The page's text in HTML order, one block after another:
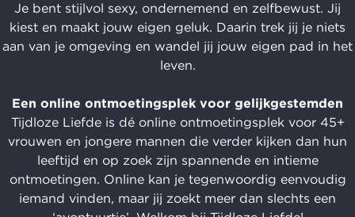
Je bent stijlvol sexy, ondernemend en zelfbewust. Jij
kiest en maakt jouw eigen geluk. Daarin trek jij je niets
aan van je omgeving en wandel jij jouw eigen pad in het
leven.
Een online ontmoetingsplek voor gelijkgestemden
Tijdloze Liefde is dé online ontmoetingsplek voor 45+
vrouwen en jongere mannen die verder kijken dan hun
leeftijd en op zoek zijn spannende en intieme
ontmoetingen. Online kan je tegenwoordig eenvoudig
iemand vinden, maar jij zoekt meer dan slechts een